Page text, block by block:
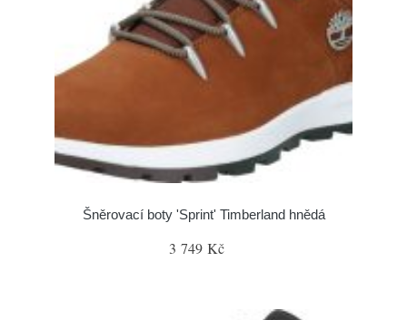
Šněrovací boty 'Sprint' Timberland hnědá
3 749 Kč